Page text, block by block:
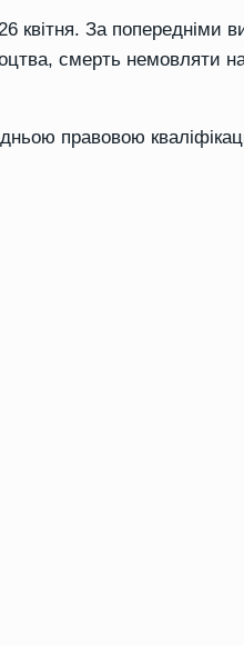
За попередніми
смерть немовляти
правовою